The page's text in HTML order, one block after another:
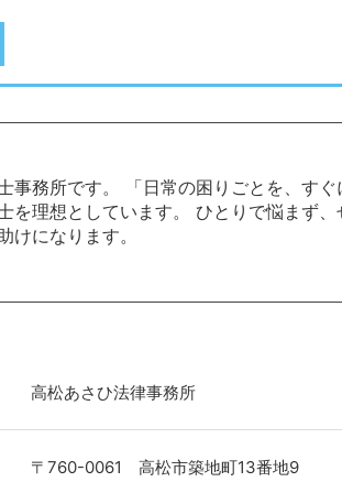
事務所です。 「日常の困りごとを、すぐ
を理想としています。 ひとりで悩まず、
けになります。
高松あさひ法律事務所
〒760-0061 高松市築地町13番地9